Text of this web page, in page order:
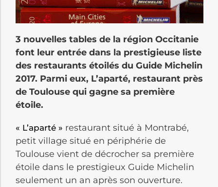
3 nouvelles tables de la région Occitanie
font leur entrée dans la prestigieuse liste
des restaurants étoilés du Guide Michelin
2017. Parmi eux, L’aparté, restaurant près
de Toulouse qui gagne sa première
étoile.
« L’aparté » restaurant situé à Montrabé,
petit village situé en périphérie de
Toulouse vient de décrocher sa première
étoile dans le prestigieux Guide Michelin
seulement un an après son ouverture.